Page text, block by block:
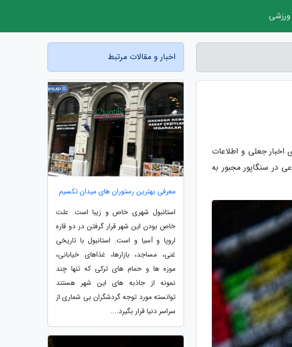
اخبار جعلی و اطلاعات
در سنگاپور مجبور به
اخبار و مقالات مرتبط
معرفی بهترین رستوران های میدان تکسیم
استانبول شهری خاص و زیبا است. علت
خاص بودن این شهر قرار گرفتن در دو قاره
اروپا و آسیا و است. استانبول با تاریخی
غنی، مساجد، بازارها، غذاهای خیابانی،
موزه ها و حمام های ترکی که تنها چند
نمونه از جاذبه های این شهر هستند
توانسته مورد توجه گردشگران بی شماری از
سراسر دنیا قرار بگیرد....
ورزشی